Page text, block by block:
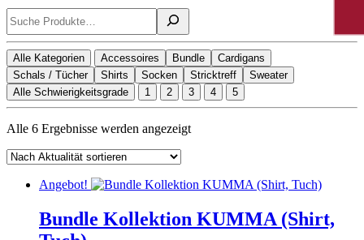
Suchen
Alle Kategorien Accessoires Bundle
Cardigans
Schals / Tücher
Shirts Socken Stricktreff
Sweater
Alle Schwierigkeitsgrade
1 2 3 4 5
Alle 6 Ergebnisse werden angezeigtNach
Angebot!
Bundle Kollektion KUMMA (Shirt,